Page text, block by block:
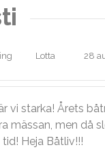
Lotta 28
vi starka! Årets
mässan, men då
Heja Båtliv!!!